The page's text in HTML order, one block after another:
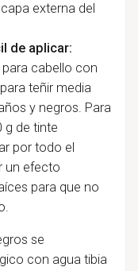
externa del
de aplicar:
cabello con
teñir media
y negros. Para
g de tinte
por todo el
un efecto
para que no
se
con agua tibia